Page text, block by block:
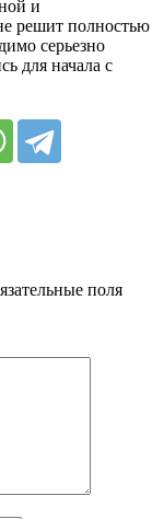
и
решит полностью
серьезно
для начала с
поля